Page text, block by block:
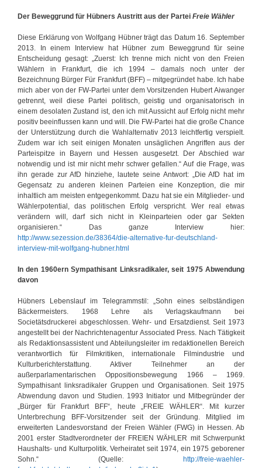
Der Beweggrund für Hübners Austritt aus der Partei Freie Wähler
Diese Erklärung von Wolfgang Hübner trägt das Datum 16. September
2013. In einem Interview hat Hübner zum Beweggrund für seine
Entscheidung gesagt: „Zuerst: Ich trenne mich nicht von den Freien
Wählern in Frankfurt, die ich 1994 – damals noch unter der
Bezeichnung Bürger Für Frankfurt (BFF) – mitgegründet habe. Ich habe
mich aber von der FW-Partei unter dem Vorsitzenden Hubert Aiwanger
getrennt, weil diese Partei politisch, geistig und organisatorisch in
einem desolaten Zustand ist, den ich mit Aussicht auf Erfolg nicht mehr
positiv beeinflussen kann und will. Die FW-Partei hat die große Chance
der Unterstützung durch die Wahlalternativ 2013 leichtfertig verspielt.
Zudem war ich seit einigen Monaten unsäglichen Angriffen aus der
Parteispitze in Bayern und Hessen ausgesetzt. Der Abschied war
notwendig und ist mir nicht mehr schwer gefallen.“ Auf die Frage, was
ihn gerade zur AfD hinziehe, lautete seine Antwort: „Die AfD hat im
Gegensatz zu anderen kleinen Parteien eine Konzeption, die mir
inhaltlich am meisten entgegenkommt. Dazu hat sie ein Mitglieder- und
Wählerpotential, das politischen Erfolg verspricht. Wer real etwas
verändern will, darf sich nicht in Kleinparteien oder gar Sekten
organisieren.“ Das ganze Interview hier:
http://www.sezession.de/38364/die-alternative-fur-deutschland-
interview-mit-wolfgang-hubner.html
In den 1960ern Sympathisant Linksradikaler, seit 1975 Abwendung
davon
Hübners Lebenslauf im Telegrammstil: „Sohn eines selbständigen
Bäckermeisters. 1968 Lehre als Verlagskaufmann bei
Societätsdruckerei abgeschlossen. Wehr- und Ersatzdienst. Seit 1973
angestellt bei der Nachrichtenagentur Associated Press. Nach Tätigkeit
als Redaktionsassistent und Abteilungsleiter im redaktionellen Bereich
verantwortlich für Filmkritiken, internationale Filmindustrie und
Kulturberichterstattung. Aktiver Teilnehmer an der
außerparlamentarischen Oppositionsbewegung 1966 – 1969.
Sympathisant linksradikaler Gruppen und Organisationen. Seit 1975
Abwendung davon und Studien. 1993 Initiator und Mitbegründer der
„Bürger für Frankfurt BFF“, heute „FREIE WÄHLER“. Mit kurzer
Unterbrechung BFF-Vorsitzender seit der Gründung. Mitglied im
erweiterten Landesvorstand der Freien Wähler (FWG) in Hessen. Ab
2001 erster Stadtverordneter der FREIEN WÄHLER mit Schwerpunkt
Haushalts- und Kulturpolitik. Verheiratet seit 1974, ein 1975 geborener
Sohn.“ (Quelle:
http://freie-waehler-